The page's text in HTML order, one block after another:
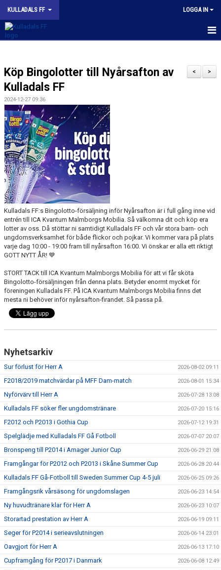
KULLADALS FF LOGGA IN
OM KLUBBEN
NYHETER
KONTAKT
INFORMATION MED POLICY
DOKUMENT
BILDGALLERI
MATCHER
INBETALNING
PROFILKLÄDER
KFF INSTAGRAM
MEDLEM INTRESSEANMÄLAN
>
<
Köp Bingolotter till Nyårsafton av
Kulladals FF
2024-12-27 09:36
Kulladals FF:s Bingolotto-försäljning inför Nyårsafton är i full gång inne vid
entrén till ICA Kvantum Malmborgs Mobilia. Så välkomna dit och köp era
lotter av oss. Då stöttar ni samtidigt Kulladals FF och vår stora barn- och
ungdomsverksamhet för både flickor och pojkar. Vi kommer vara på plats
varje dag 10:00 - 19:00 fram till nyårsafton 16:00. Vi önskar er alla ett riktigt
GOTT NYTT ÅR! 💙
STORT TACK till ICA Kvantum Malmborgs Mobilia för att vi får sköta
Bingolotto-försäljningen från denna plats. Betyder enormt mycket för
föreningen Kulladals FF. På ICA Kvantum Malmborgs Mobilia finns det
mesta ni behöver inför nyårsafton-firandet. Så passa på.
Nyhetsarkiv
Sur förlust för Herr A 2026-08-02 09:11
F2018/2019 matchvärdar på MFF Dam-match 2026-08-01 15:34
Nyförvärv till Herr A 2026-07-28 13:08
Kulladals FF söker fler ungdomstränare 2026-07-20 15:16
F2012 och P2013 i Gothia Cup 2026-07-12 19:31
Spelglädje med Kulladals FF Gå Fotboll 2026-07-07 20:07
Bronspeng till P2014 i Amager Junior Cup 2026-06-29 21:08
Framgångar för P2012 och P2013 i Skåne Summer Cup 2026-06-28 20:44
Kulladals FF Gå-Fotboll till Sweden Summer Cup 4-5 juli 2026-06-25 09:26
Framgångsrik vårsäsong för ungdomslagen 2026-06-23 14:54
Ny huvudtränare klar för Herr A 2026-06-23 10:07
Storartad prestation av Herr A 2026-06-19 09:11
Seger för P2014 i serieavslutningen 2026-06-14 23:01
Oavgjort för Herr A 2026-06-13 17:10
Cupframgång för P2017 i Danmark 2026-06-08 12:49